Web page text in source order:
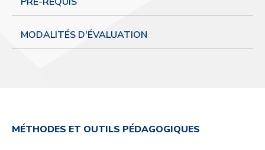
MODALITÉS D'ÉVALUATION
MÉTHODES ET OUTILS PÉDAGOGIQUES